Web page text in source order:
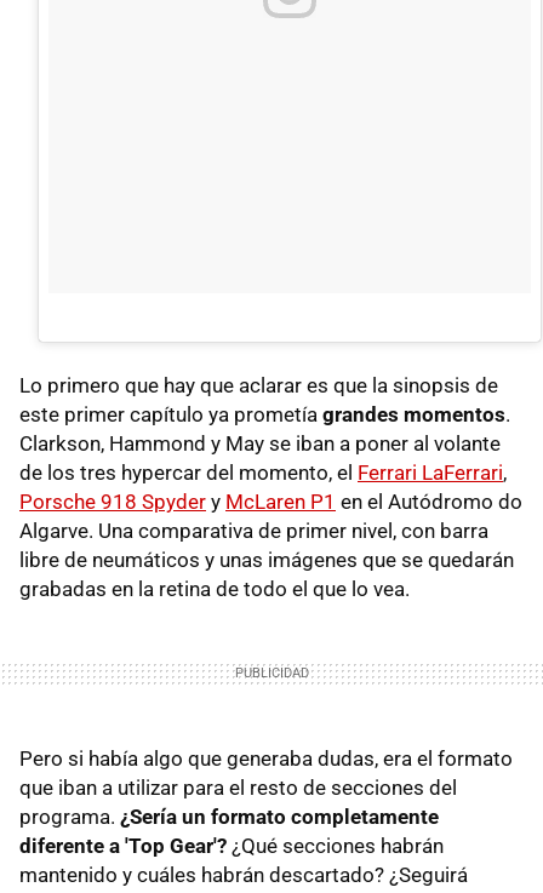
Lo primero que hay que aclarar es que la sinopsis de
este primer capítulo ya prometía grandes momentos.
Clarkson, Hammond y May se iban a poner al volante
de los tres hypercar del momento, el Ferrari LaFerrari,
Porsche 918 Spyder y McLaren P1 en el Autódromo do
Algarve. Una comparativa de primer nivel, con barra
libre de neumáticos y unas imágenes que se quedarán
grabadas en la retina de todo el que lo vea.
Pero si había algo que generaba dudas, era el formato
que iban a utilizar para el resto de secciones del
programa. ¿Sería un formato completamente
diferente a 'Top Gear'? ¿Qué secciones habrán
mantenido y cuáles habrán descartado? ¿Seguirá